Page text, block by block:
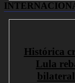
Histórica
Lula